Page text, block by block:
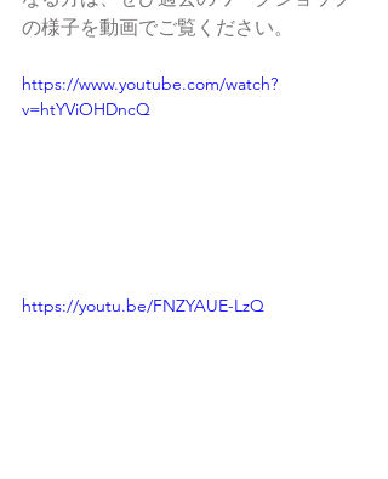
の様子を動画でご覧ください。
https://www.youtube.com/watch?
v=htYViOHDncQ
https://youtu.be/FNZYAUE-LzQ